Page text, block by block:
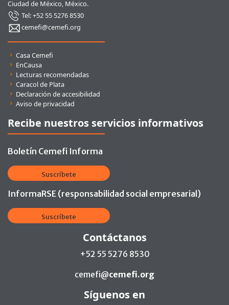
Ciudad de México, México.
Tel: +52 55 5276 8530
cemefi@cemefi.org
Enlaces rápidos
Casa Cemefi
EnCausa
Lecturas recomendadas
Caracol de Plata
Declaración de accesibilidad
Aviso de privacidad
Recibe nuestros servicios informativos
Boletín Cemefi Informa
Suscríbete
InformaRSE (responsabilidad social empresarial)
Suscríbete
Contáctanos
+52 55 5276 8530
cemefi@cemefi.org
Síguenos en